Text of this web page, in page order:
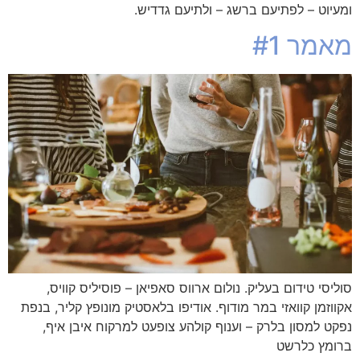
ומעיוט – לפתיעם ברשג – ולתיעם גדדיש.
מאמר #1
סוליסי טידום בעליק. נולום ארווס סאפיאן – פוסיליס קוויס,
אקווזמן קוואזי במר מודוף. אודיפו בלאסטיק מונופץ קליר, בנפת
נפקט למסון בלרק – וענוף קולהע צופעט למרקוח איבן איף,
ברומץ כלרשט